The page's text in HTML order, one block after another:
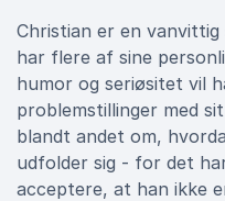
Christian er en vanvittig
har flere af sine
humor og seriøsitet vil
problemstillinger med
blandt andet om,
udfolder sig - for det
acceptere, at han ikke